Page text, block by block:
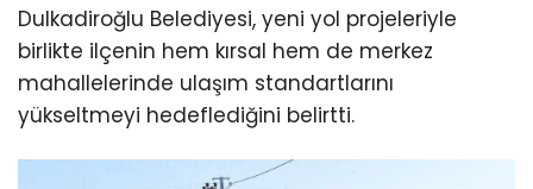
Dulkadiroğlu Belediyesi, yeni yol projeleriyle
birlikte ilçenin hem kırsal hem de merkez
mahallelerinde ulaşım standartlarını
yükseltmeyi hedeflediğini belirtti.